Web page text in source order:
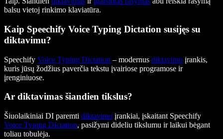
balsu vietoj rinkimo klaviatūra.
Kaip Speechify Voice Typing Dictation susijęs su
diktavimu?
Speechify Voice Typing Dictation – modernus diktavimo įrankis,
kuris jūsų žodžius paverčia tekstu įvairiose programose ir
įrenginiuose.
Ar diktavimas šiandien tikslus?
Šiuolaikiniai DI paremti diktavimo įrankiai, įskaitant Speechify
Voice Typing Dictation, pasižymi dideliu tikslumu ir laikui bėgant
toliau tobulėja.